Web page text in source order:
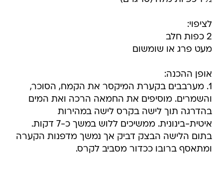
לציפוי:
2 כפות חלב
מעט פרג או שומשום
אופן ההכנה:
1. מערבבים בקערת המיקסר את הקמח, הסוכר,
והשמרים. מוסיפים את החמאה הרכה ואת המים
בהדרגה תוך לישה בקרס לישה במהירות
איטית-בינונית. ממשיכים ללוש במשך כ-7 דקות.
בתום הלישה הבצק דביק אך נמשך מדפנות הקערה
ומתאסף ברובו ככדור מסביב לקרס.